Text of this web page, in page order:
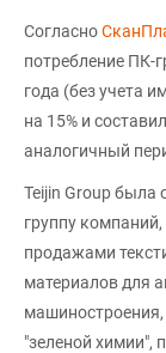
Согласно
потребление ПК-
года (без учета
на 15% и
аналогичный
Teijin Group была
группу
продажами
материалов для
"зеленой химии",